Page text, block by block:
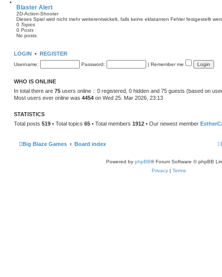
t
e
s
t
Blaster Alert
2D-Action-Shooter
Dieses Spiel wird nicht mehr weiterentwickelt, falls keine eklatanten Fehler festgestellt
0 Topics
0 Posts
No posts
LOGIN • REGISTER
Username: Password: | Remember me
WHO IS ONLINE
In total there are 75 users online :: 0 registered, 0 hidden and 75 guests (based on
Most users ever online was 4454 on Wed 25. Mar 2026, 23:13
STATISTICS
Total posts 519 • Total topics 65 • Total members 1912 • Our newest member
Big Blaze Games Board index
Powered by phpBB® Forum Software © phpBB
Privacy | Terms